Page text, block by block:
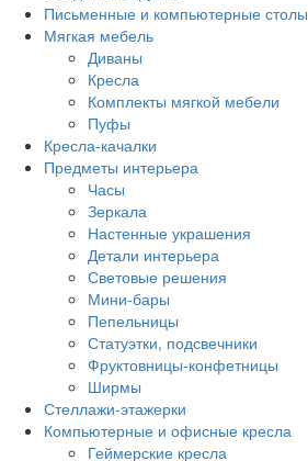
Письменные и компьютерные столы
Мягкая мебель
Диваны
Кресла
Комплекты мягкой мебели
Пуфы
Кресла-качалки
Предметы интерьера
Часы
Зеркала
Настенные украшения
Детали интерьера
Световые решения
Мини-бары
Пепельницы
Статуэтки, подсвечники
Фруктовницы-конфетницы
Ширмы
Стеллажи-этажерки
Компьютерные и офисные кресла
Геймерские кресла